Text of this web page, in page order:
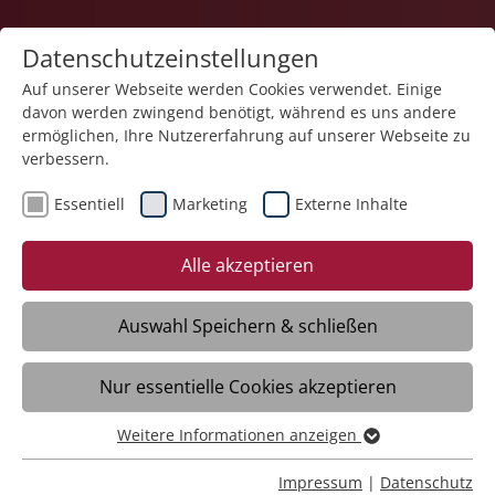
Karriere
Pflegefachkraft im Nachtdienst (m/w/d)
Datenschutzeinstellungen
Auf unserer Webseite werden Cookies verwendet. Einige
davon werden zwingend benötigt, während es uns andere
ermöglichen, Ihre Nutzererfahrung auf unserer Webseite zu
verbessern.
Essentiell Marketing Externe Inhalte
Alle akzeptieren
Auswahl Speichern & schließen
Nur essentielle Cookies akzeptieren
Essentiell
Essentielle Cookies werden für grundlegende Funktionen
Weitere Informationen anzeigen
Impressum | Datenschutz